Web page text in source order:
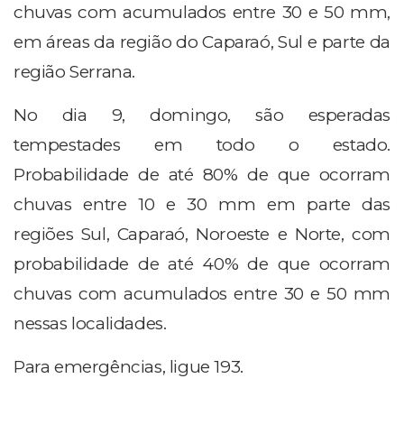
chuvas com acumulados entre 30 e 50 mm,
em áreas da região do Caparaó, Sul e parte da
região Serrana.
No dia 9, domingo, são esperadas
tempestades em todo o estado.
Probabilidade de até 80% de que ocorram
chuvas entre 10 e 30 mm em parte das
regiões Sul, Caparaó, Noroeste e Norte, com
probabilidade de até 40% de que ocorram
chuvas com acumulados entre 30 e 50 mm
nessas localidades.
Para emergências, ligue 193.